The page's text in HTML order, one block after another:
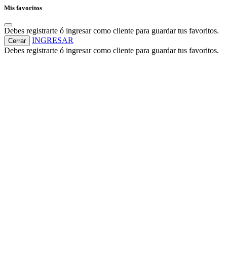
Mis favoritos
Debes registrarte ó ingresar como cliente para guardar tus favoritos.
Cerrar
INGRESAR
Debes registrarte ó ingresar como cliente para guardar tus favoritos.